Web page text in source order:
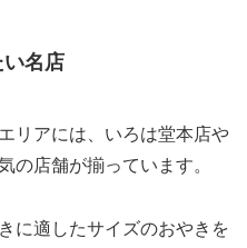
名店
リアには、いろは堂本店や
の店舗が揃っています。
に適したサイズのおやきを